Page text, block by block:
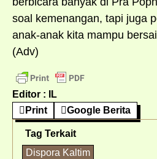
soal kemenangan, tapi juga
anak-anak kita mampu
(Adv)
Editor : IL
Print
Google Berita
Tag Terkait
Dispora Kaltim